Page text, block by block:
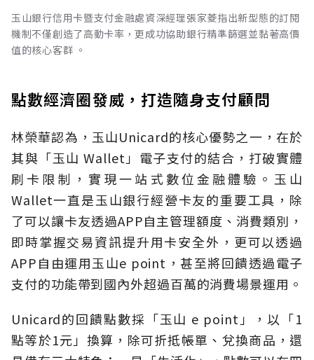
玉山銀行信用卡暨支付金融處資深經理張家菱指出新型態的訂閱
機制不僅創造了高動卡率，更成功協助銀行精準篩選並黏著高價
值的核心客群 。
點數經濟圈發威，打造隨身支付顧問
林榮華認為，玉山Unicard的核心優勢之一，在於
其與「玉山 Wallet」電子支付的結合，打破實體
刷卡限制，實現一站式數位金融體驗。玉山
Wallet一直是玉山銀行經營卡友的重要工具，除
了可以讓卡友透過APP自主管理額度、消費類別，
即時掌握交易資訊提升用卡安全外，更可以透過
APP自由運用玉山e point，甚至將回饋透過電子
支付的功能帶到國內外超過百萬的消費場景運用。
Unicard的回饋點數採「玉山 e point」，以「1
點等於1元」換算，除可折抵帳單、兌換商品，還